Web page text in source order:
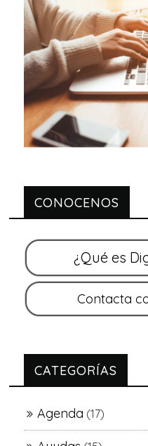
CONOCENOS
CATEGORÍAS
Agenda (17)